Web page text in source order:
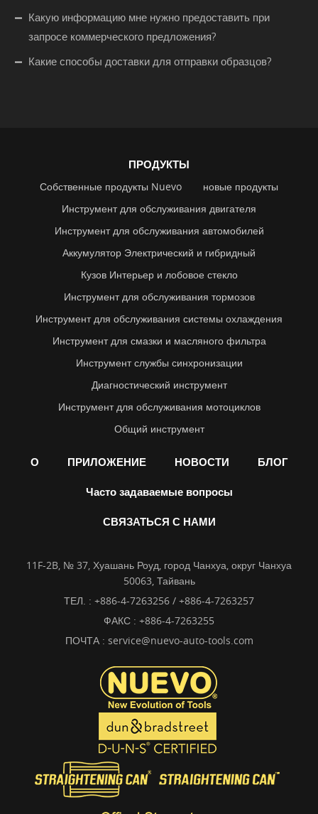
Какую информацию мне нужно предоставить при
запросе коммерческого предложения?
Какие способы доставки для отправки образцов?
ПРОДУКТЫ
Собственные продукты Nuevo
новые продукты
Инструмент для обслуживания двигателя
Инструмент для обслуживания автомобилей
Аккумулятор Электрический и гибридный
Кузов Интерьер и лобовое стекло
Инструмент для обслуживания тормозов
Инструмент для обслуживания системы охлаждения
Инструмент для смазки и масляного фильтра
Инструмент службы синхронизации
Диагностический инструмент
Инструмент для обслуживания мотоциклов
Общий инструмент
О ПРИЛОЖЕНИЕ НОВОСТИ БЛОГ
Часто задаваемые вопросы
СВЯЗАТЬСЯ С НАМИ
11F-2B, № 37, Хуашань Роуд, город Чанхуа, округ Чанхуа
50063, Тайвань
ТЕЛ. : +886-4-7263256 / +886-4-7263257
ФАКС : +886-4-7263255
ПОЧТА : service@nuevo-auto-tools.com